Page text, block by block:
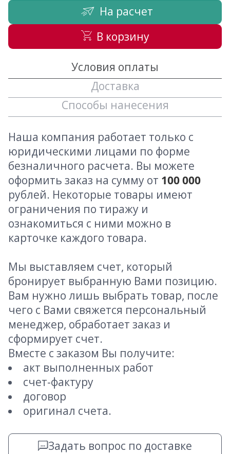
На расчет
В корзину
Условия оплаты
Доставка
Способы нанесения
Наша компания работает только с
юридическими лицами по форме
безналичного расчета. Вы можете
оформить заказ на сумму от 100 000
рублей. Некоторые товары имеют
ограничения по тиражу и
ознакомиться с ними можно в
карточке каждого товара.
Мы выставляем счет, который
бронирует выбранную Вами позицию.
Вам нужно лишь выбрать товар, после
чего с Вами свяжется персональный
менеджер, обработает заказ и
сформирует счет.
Вместе с заказом Вы получите:
акт выполненных работ
счет-фактуру
договор
оригинал счета.
Задать вопрос по доставке